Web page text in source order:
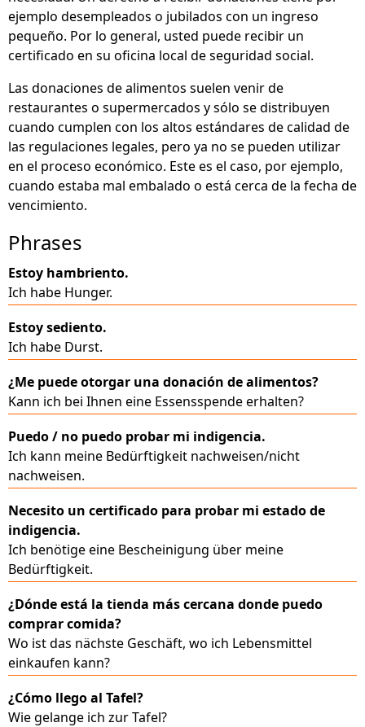
ejemplo desempleados o jubilados con un ingreso
pequeño. Por lo general, usted puede recibir un
certificado en su oficina local de seguridad social.
Las donaciones de alimentos suelen venir de
restaurantes o supermercados y sólo se distribuyen
cuando cumplen con los altos estándares de calidad de
las regulaciones legales, pero ya no se pueden utilizar
en el proceso económico. Este es el caso, por ejemplo,
cuando estaba mal embalado o está cerca de la fecha de
vencimiento.
Phrases
Estoy hambriento.
Ich habe Hunger.
Estoy sediento.
Ich habe Durst.
¿Me puede otorgar una donación de alimentos?
Kann ich bei Ihnen eine Essensspende erhalten?
Puedo / no puedo probar mi indigencia.
Ich kann meine Bedürftigkeit nachweisen/nicht
nachweisen.
Necesito un certificado para probar mi estado de
indigencia.
Ich benötige eine Bescheinigung über meine
Bedürftigkeit.
¿Dónde está la tienda más cercana donde puedo
comprar comida?
Wo ist das nächste Geschäft, wo ich Lebensmittel
einkaufen kann?
¿Cómo llego al Tafel?
Wie gelange ich zur Tafel?